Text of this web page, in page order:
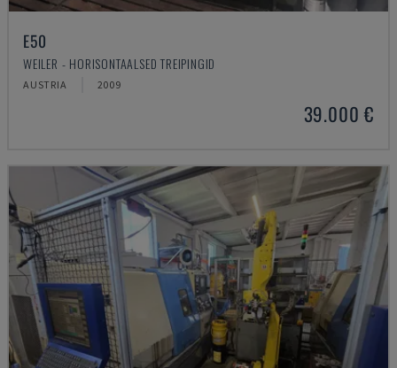
E50
WEILER - HORISONTAALSED TREIPINGID
AUSTRIA 2009
39.000 €